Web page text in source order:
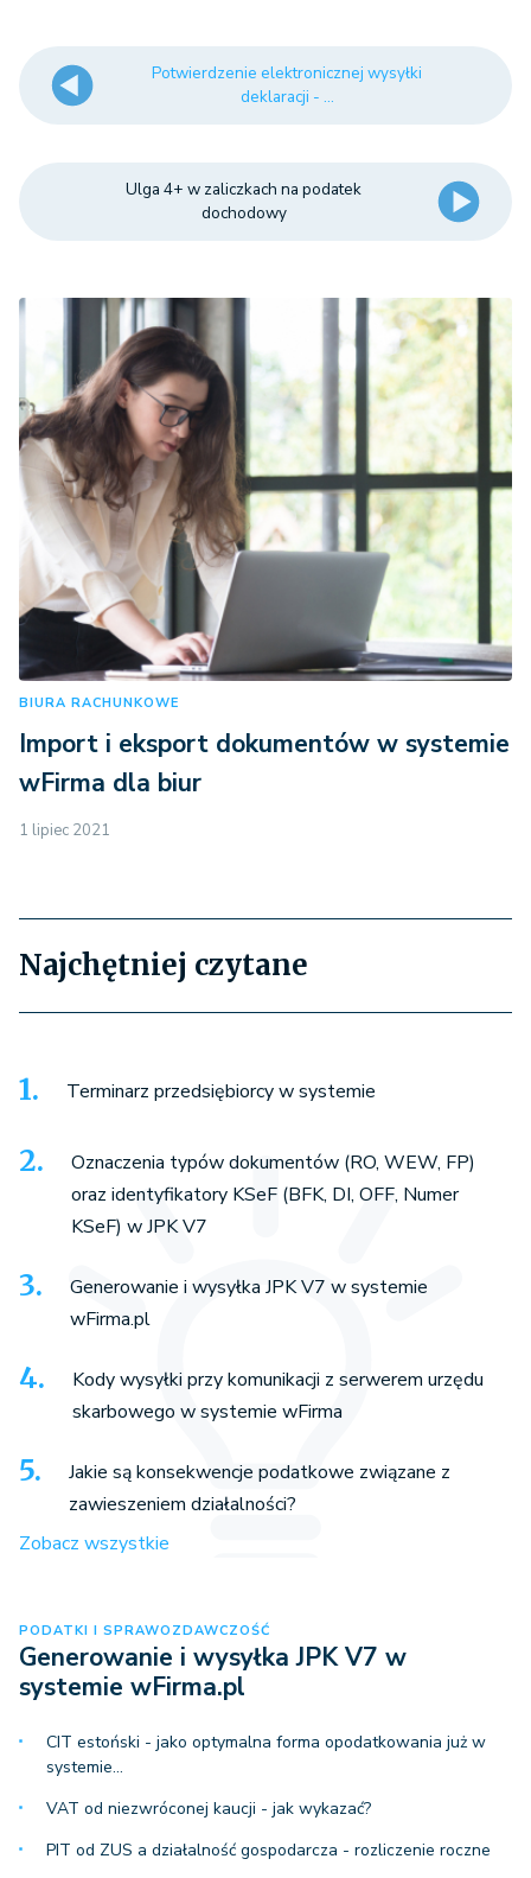
Potwierdzenie elektronicznej wysyłki
deklaracji - ...
Ulga 4+ w zaliczkach na podatek
dochodowy
BIURA RACHUNKOWE
Import i eksport dokumentów w systemie
wFirma dla biur
1 lipiec 2021
Najchętniej czytane
Terminarz przedsiębiorcy w systemie
Oznaczenia typów dokumentów (RO, WEW, FP)
oraz identyfikatory KSeF (BFK, DI, OFF, Numer
KSeF) w JPK V7
Generowanie i wysyłka JPK V7 w systemie
wFirma.pl
Kody wysyłki przy komunikacji z serwerem urzędu
skarbowego w systemie wFirma
Jakie są konsekwencje podatkowe związane z
zawieszeniem działalności?
Zobacz wszystkie
PODATKI I SPRAWOZDAWCZOŚĆ
Generowanie i wysyłka JPK V7 w
systemie wFirma.pl
CIT estoński - jako optymalna forma opodatkowania już w
systemie…
VAT od niezwróconej kaucji - jak wykazać?
PIT od ZUS a działalność gospodarcza - rozliczenie roczne